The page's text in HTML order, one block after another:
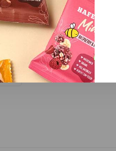
Himbeeren und
und